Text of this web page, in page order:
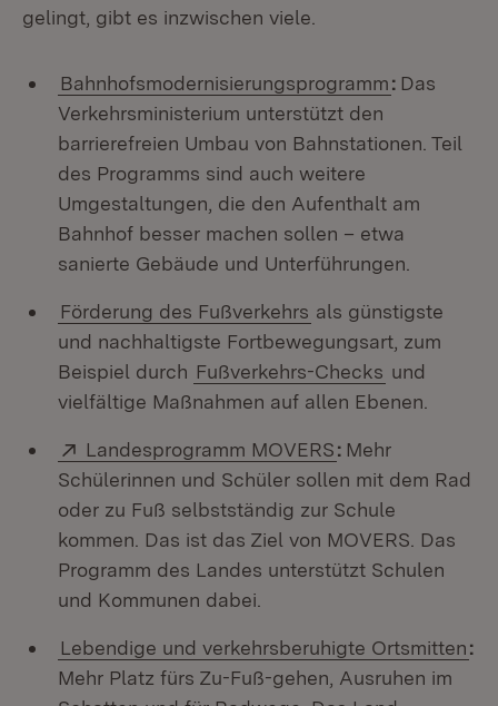
gelingt, gibt es inzwischen viele.
Bahnhofsmodernisierungsprogramm: Das
Verkehrsministerium unterstützt den
barrierefreien Umbau von Bahnstationen. Teil
des Programms sind auch weitere
Umgestaltungen, die den Aufenthalt am
Bahnhof besser machen sollen – etwa
sanierte Gebäude und Unterführungen.
Förderung des Fußverkehrs als günstigste
und nachhaltigste Fortbewegungsart, zum
Beispiel durch Fußverkehrs-Checks und
vielfältige Maßnahmen auf allen Ebenen.
Extern:
Landesprogramm MOVERS(Öffnet in neuem
: Mehr
Schülerinnen und Schüler sollen mit dem Rad
oder zu Fuß selbstständig zur Schule
kommen. Das ist das Ziel von MOVERS. Das
Programm des Landes unterstützt Schulen
und Kommunen dabei.
Lebendige und verkehrsberuhigte Ortsmitten:
Mehr Platz fürs Zu-Fuß-gehen, Ausruhen im